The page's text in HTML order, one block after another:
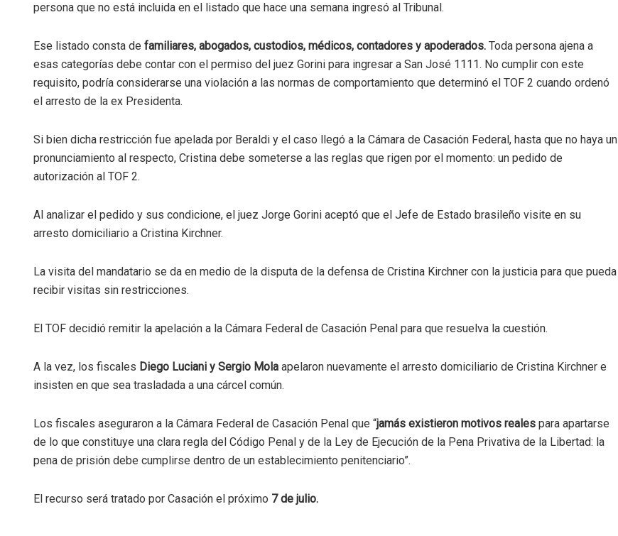
persona que no está incluida en el listado que hace una semana ingresó al Tribunal.
Ese listado consta de familiares, abogados, custodios, médicos, contadores y apoderados. Toda persona ajena a
esas categorías debe contar con el permiso del juez Gorini para ingresar a San José 1111. No cumplir con este
requisito, podría considerarse una violación a las normas de comportamiento que determinó el TOF 2 cuando ordenó
el arresto de la ex Presidenta.
Si bien dicha restricción fue apelada por Beraldi y el caso llegó a la Cámara de Casación Federal, hasta que no haya un
pronunciamiento al respecto, Cristina debe someterse a las reglas que rigen por el momento: un pedido de
autorización al TOF 2.
Al analizar el pedido y sus condicione, el juez Jorge Gorini aceptó que el Jefe de Estado brasileño visite en su
arresto domiciliario a Cristina Kirchner.
La visita del mandatario se da en medio de la disputa de la defensa de Cristina Kirchner con la justicia para que pueda
recibir visitas sin restricciones.
El TOF decidió remitir la apelación a la Cámara Federal de Casación Penal para que resuelva la cuestión.
A la vez, los fiscales Diego Luciani y Sergio Mola apelaron nuevamente el arresto domiciliario de Cristina Kirchner e
insisten en que sea trasladada a una cárcel común.
Los fiscales aseguraron a la Cámara Federal de Casación Penal que “jamás existieron motivos reales para apartarse
de lo que constituye una clara regla del Código Penal y de la Ley de Ejecución de la Pena Privativa de la Libertad: la
pena de prisión debe cumplirse dentro de un establecimiento penitenciario”.
El recurso será tratado por Casación el próximo 7 de julio.